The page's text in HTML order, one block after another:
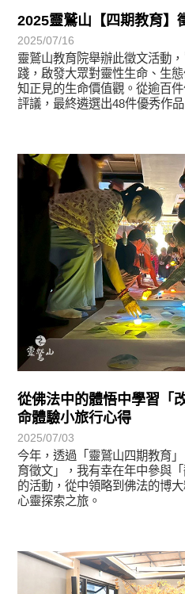
2025靈鷲山【四期教育】
2025/07/16
靈鷲山教育院舉辦此徵文活動
踐，啟發大眾對靈性生命、生
知正見的生命價值觀。從逾百
評議，最終遴選出48件優秀作品
從佛法中的體悟中學習「
命體驗小旅行心得
2025/07/03
今年，透過「靈鷲山四期教育
育徵文」，我有幸在年中參與
的活動，從中領略到佛法的博
心靈探索之旅。